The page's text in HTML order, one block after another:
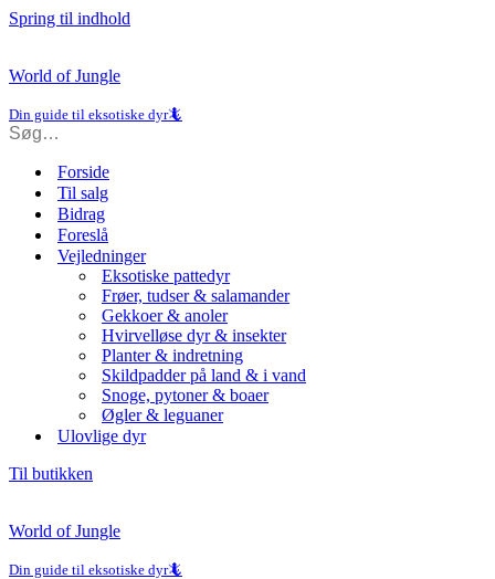
Spring til indhold
World of Jungle
Din guide til eksotiske dyr🦎
Forside
Til salg
Bidrag
Foreslå
Vejledninger
Eksotiske pattedyr
Frøer, tudser & salamander
Gekkoer & anoler
Hvirvelløse dyr & insekter
Planter & indretning
Skildpadder på land & i vand
Snoge, pytoner & boaer
Øgler & leguaner
Ulovlige dyr
Til butikken
World of Jungle
Din guide til eksotiske dyr🦎